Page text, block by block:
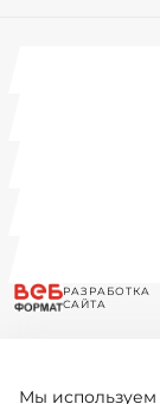
РАЗРАБОТКА
САЙТА
Мы используем